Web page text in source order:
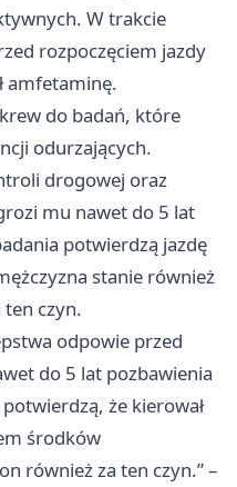
W trakcie
rozpoczęciem jazdy
amfetaminę.
do badań, które
odurzających.
drogowej oraz
mu nawet do 5 lat
potwierdzą jazdę
stanie również
czyn.
odpowie przed
do 5 lat pozbawienia
że kierował
środków
również za ten czyn.” –